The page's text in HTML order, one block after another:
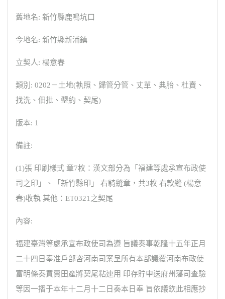
舊地名: 新竹縣鹿鳴坑口
今地名: 新竹縣新浦鎮
立契人: 楊意春
類別: 0202－土地(執照、歸管分管、丈單、典胎、杜賣、
找洗、佃批、墾約、契尾)
版本: 1
備註:
(1)張 印刷樣式 章7枚：漢文部分為「福建等處承宣布政使
司之印」、「新竹縣印」 右騎縫章，共3枚 右款縫 (楊意
春)收執 其他：ET0321之契尾
內容:
福建臺灣等處承宣布政使司為遵 旨議奏事乾隆十五年正月
二十四日奉准戶部咨河南司案呈所有本部議覆河南布政使
富明條奏買賣田產將契尾粘連用 印存貯申送府州藩司查驗
等因一摺于本年十二月十二日奏本日奉 旨依議欽此相應抄